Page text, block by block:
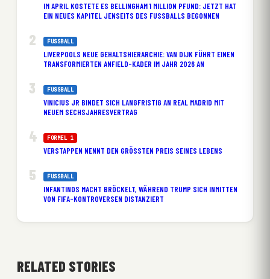
IM APRIL KOSTETE ES BELLINGHAM 1 MILLION PFUND: JETZT HAT
EIN NEUES KAPITEL JENSEITS DES FUSSBALLS BEGONNEN
FUSSBALL
LIVERPOOLS NEUE GEHALTSHIERARCHIE: VAN DIJK FÜHRT EINEN
TRANSFORMIERTEN ANFIELD-KADER IM JAHR 2026 AN
FUSSBALL
VINICIUS JR BINDET SICH LANGFRISTIG AN REAL MADRID MIT
NEUEM SECHSJAHRESVERTRAG
FORMEL 1
VERSTAPPEN NENNT DEN GRÖSSTEN PREIS SEINES LEBENS
FUSSBALL
INFANTINOS MACHT BRÖCKELT, WÄHREND TRUMP SICH INMITTEN
VON FIFA-KONTROVERSEN DISTANZIERT
RELATED STORIES